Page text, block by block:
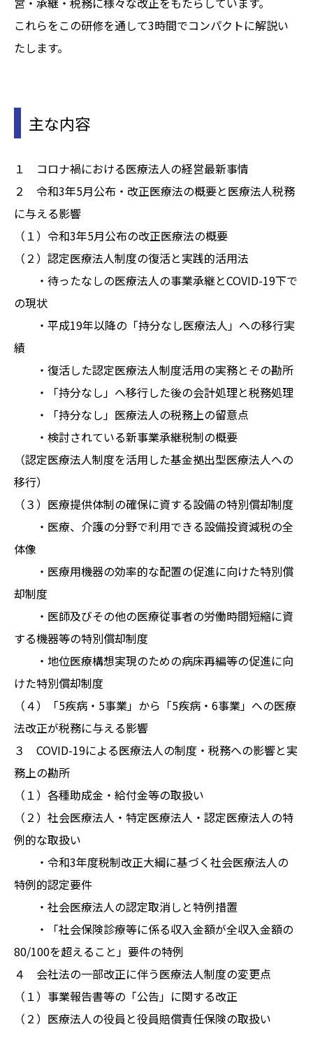
これらをこの研修を通して3時間でコンパクトに解説い
たします。
主な内容
１ コロナ禍における医療法人の経営最新事情
２ 令和3年5月公布・改正医療法の概要と医療法人税務
に与える影響
（１）令和3年5月公布の改正医療法の概要
（２）認定医療法人制度の復活と実践的活用法
・待ったなしの医療法人の事業承継とCOVID-19下で
の現状
・平成19年以降の「持分なし医療法人」への移行実
績
・復活した認定医療法人制度活用の実務とその勘所
・「持分なし」へ移行した後の会計処理と税務処理
・「持分なし」医療法人の税務上の留意点
・検討されている新事業承継税制の概要
（認定医療法人制度を活用した基金拠出型医療法人への
移行）
（３）医療提供体制の確保に資する設備の特別償却制度
・医療、介護の分野で利用できる設備投資減税の全
体像
・医療用機器の効率的な配置の促進に向けた特別償
却制度
・医師及びその他の医療従事者の労働時間短縮に資
する機器等の特別償却制度
・地位医療構想実現のための病床再編等の促進に向
けた特別償却制度
（４）「5疾病・5事業」から「5疾病・6事業」への医療
法改正が税務に与える影響
３ COVID-19による医療法人の制度・税務への影響と実
務上の勘所
（１）各種助成金・給付金等の取扱い
（２）社会医療法人・特定医療法人・認定医療法人の特
例的な取扱い
・令和3年度税制改正大綱に基づく社会医療法人の
特例的認定要件
・社会医療法人の認定取消しと特例措置
・「社会保険診療等に係る収入金額が全収入金額の
80/100を超えること」要件の特例
４ 会社法の一部改正に伴う医療法人制度の変更点
（１）事業報告書等の「公告」に関する改正
（２）医療法人の役員と役員賠償責任保険の取扱い